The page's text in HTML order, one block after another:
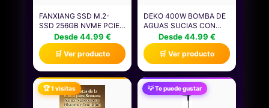
FANXIANG SSD M.2-
SSD 256GB NVME PCIE
GEN3X4 2280, HASTA
3400 MB/S, M.2 256GB
NVME CON PASTA
TÉRMICA DE
GRAFENO,CACHÉ SLC
3D NAND TLC,DISCOS
DUROS SÓLIDOS
INTERNOS
Desde 44.99 €
🛒 Ver producto
DEKO 400W BOMBA DE
AGUAS SUCIAS CON
INTERRUPTOR DE
FLOTADOR Y FLUJO
MÁXIMO DE 8000L / H,
CUERPOS EXTRAÑOS
HASTA 35 MM, PARA
RIEGO DE PISCINAS,
BAÑERAS Y JARDINES
Desde 44.99 €
🛒 Ver producto
🏆 1 visitas 💡 Te puede gustar